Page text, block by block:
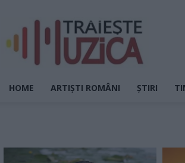
HOME ARTIȘTI ROMÂNI ȘTIRI